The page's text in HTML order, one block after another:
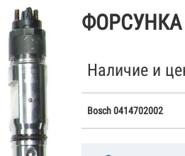
ФОРСУНКА
Наличие и
Bosch 0414702002